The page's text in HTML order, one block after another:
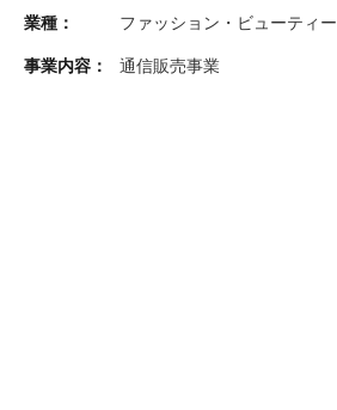
業種： ファッション・ビューティー
事業内容： 通信販売事業